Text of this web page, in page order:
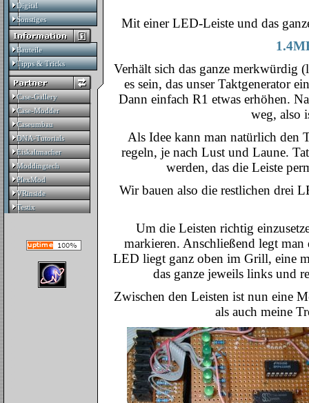
Digital
Digital
Sonstiges
Sonstiges
Bauteile
Bauteile
Tipps & Tricks
Tipps & Tricks
Case-Gallery
Case-Gallery
Case-Modder
Case-Modder
Caseumbau
Caseumbau
DNA-Tutorials
DNA-Tutorials
Eiskaltmacher
Eiskaltmacher
Moddingtech
Moddingtech
PlexMod
PlexMod
VRinside
VRinside
Testix
Testix
Mit einer LED-Leiste und das
Verhält sich das ganze merkwürdig
es sein, das unser Taktgenerator
Dann einfach R1 etwas erhöhen.
weg, also
Als Idee kann man natürlich den
regeln, je nach Lust und Laune.
werden, das die Leiste
Wir bauen also die restlichen drei
Um die Leisten richtig
markieren. Anschließend legt
LED liegt ganz oben im Grill, eine
das ganze jeweils links und
Zwischen den Leisten ist nun eine
als auch meine